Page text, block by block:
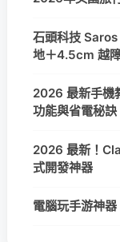
石頭科技
地＋4.5cm 越
2026 最新手機
功能與省電秘訣
2026 最新！
式開發神器
電腦玩手游神